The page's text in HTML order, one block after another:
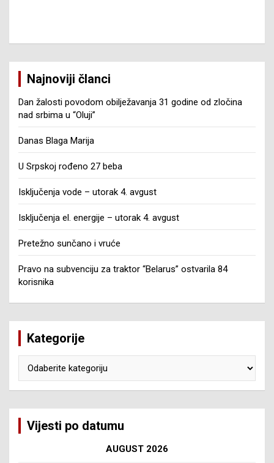
Najnoviji članci
Dan žalosti povodom obilježavanja 31 godine od zločina
nad srbima u “Oluji”
Danas Blaga Marija
U Srpskoj rođeno 27 beba
Isključenja vode – utorak 4. avgust
Isključenja el. energije – utorak 4. avgust
Pretežno sunčano i vruće
Pravo na subvenciju za traktor “Belarus” ostvarila 84
korisnika
Kategorije
Vijesti po datumu
AUGUST 2026